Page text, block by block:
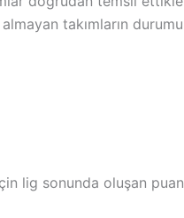
takımların
lig sonunda oluşan